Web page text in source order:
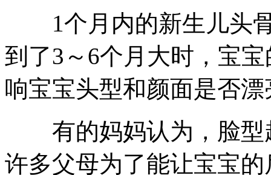
1个月内的新生儿头骨
到了3～6个月大时，宝
响宝宝头型和颜面是否
有的妈妈认为，脸型
许多父母为了能让宝宝